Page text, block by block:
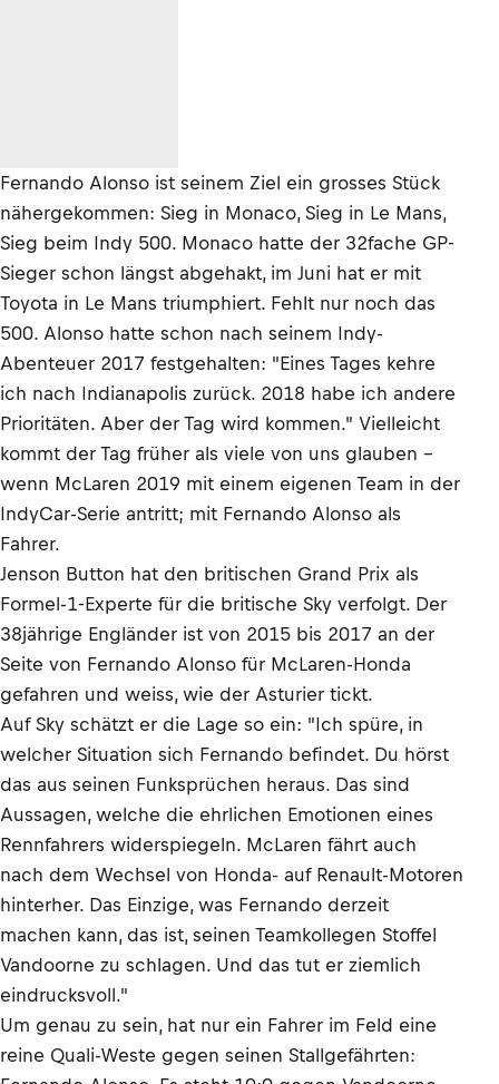
Fernando Alonso ist seinem Ziel ein grosses Stück
nähergekommen: Sieg in Monaco, Sieg in Le Mans,
Sieg beim Indy 500. Monaco hatte der 32fache GP-
Sieger schon längst abgehakt, im Juni hat er mit
Toyota in Le Mans triumphiert. Fehlt nur noch das
500. Alonso hatte schon nach seinem Indy-
Abenteuer 2017 festgehalten: "Eines Tages kehre
ich nach Indianapolis zurück. 2018 habe ich andere
Prioritäten. Aber der Tag wird kommen." Vielleicht
kommt der Tag früher als viele von uns glauben –
wenn McLaren 2019 mit einem eigenen Team in der
IndyCar-Serie antritt; mit Fernando Alonso als
Fahrer.
Jenson Button hat den britischen Grand Prix als
Formel-1-Experte für die britische Sky verfolgt. Der
38jährige Engländer ist von 2015 bis 2017 an der
Seite von Fernando Alonso für McLaren-Honda
gefahren und weiss, wie der Asturier tickt.
Auf Sky schätzt er die Lage so ein: "Ich spüre, in
welcher Situation sich Fernando befindet. Du hörst
das aus seinen Funksprüchen heraus. Das sind
Aussagen, welche die ehrlichen Emotionen eines
Rennfahrers widerspiegeln. McLaren fährt auch
nach dem Wechsel von Honda- auf Renault-Motoren
hinterher. Das Einzige, was Fernando derzeit
machen kann, das ist, seinen Teamkollegen Stoffel
Vandoorne zu schlagen. Und das tut er ziemlich
eindrucksvoll."
Um genau zu sein, hat nur ein Fahrer im Feld eine
reine Quali-Weste gegen seinen Stallgefährten: